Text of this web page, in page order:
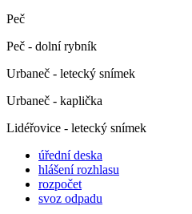
Peč
Peč - dolní rybník
Urbaneč - letecký snímek
Urbaneč - kaplička
Lidéřovice - letecký snímek
úřední deska
hlášení rozhlasu
rozpočet
svoz odpadu